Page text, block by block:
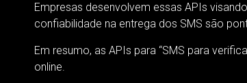
Empresas desenvolvem essas APIs
confiabilidade na entrega dos SMS são
Em resumo, as APIs para “SMS para
online.